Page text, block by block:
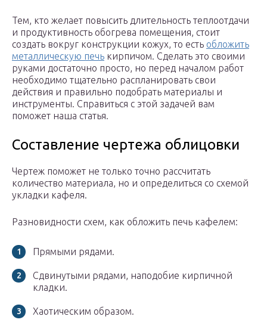
Тем, кто желает повысить длительность теплоотдачи
и продуктивность обогрева помещения, стоит
создать вокруг конструкции кожух, то есть обложить
металлическую печь кирпичом. Сделать это своими
руками достаточно просто, но перед началом работ
необходимо тщательно распланировать свои
действия и правильно подобрать материалы и
инструменты. Справиться с этой задачей вам
поможет наша статья.
Составление чертежа облицовки
Чертеж поможет не только точно рассчитать
количество материала, но и определиться со схемой
укладки кафеля.
Разновидности схем, как обложить печь кафелем:
Прямыми рядами.
Сдвинутыми рядами, наподобие кирпичной
кладки.
Хаотическим образом.